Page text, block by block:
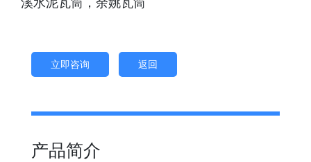
溪水泥瓦筒，余姚瓦筒
立即咨询 返回
产品简介